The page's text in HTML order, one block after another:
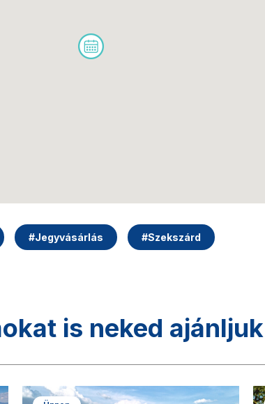
#Jegyvásárlás #Szekszárd
is neked ajánljuk